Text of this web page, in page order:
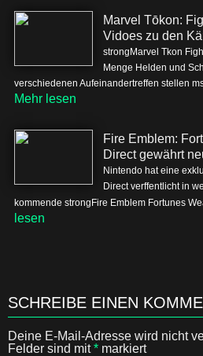
Marvel Tōkon:
Vidoes zu den
strongMarvel Tkon
Menge Helden und
verschiedenen Aufeinandertreffen stellen
Mehr lesen
Fire Emblem:
Direct gewährt
Nintendo hat eine
Direct verffentlicht in
kommende strongFire Emblem Fortunes
lesen
SCHREIBE EINEN
Deine E-Mail-Adresse wird nicht
Felder sind mit* markiert